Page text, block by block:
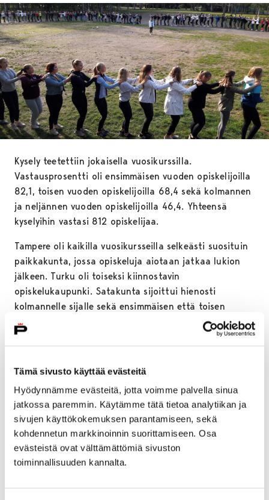
Tämä sivusto käyttää evästeitä
Hyödynnämme evästeitä, jotta voimme palvella sinua
jatkossa paremmin. Käytämme tätä tietoa analytiikan ja
sivujen käyttökokemuksen parantamiseen, sekä
kohdennetun markkinoinnin suorittamiseen. Osa
evästeistä ovat välttämättömiä sivuston
toiminnallisuuden kannalta.
Kysely teetettiin jokaisella vuosikurssilla.
Vastausprosentti oli ensimmäisen vuoden opiskelijoilla
82,1, toisen vuoden opiskelijoilla 68,4 sekä kolmannen
ja neljännen vuoden opiskelijoilla 46,4. Yhteensä
kyselyihin vastasi 812 opiskelijaa.
Tampere oli kaikilla vuosikursseilla selkeästi suosituin
paikkakunta, jossa opiskeluja aiotaan jatkaa lukion
jälkeen. Turku oli toiseksi kiinnostavin
opiskelukaupunki. Satakunta sijoittui hienosti
kolmannelle sijalle sekä ensimmäisen että toisen
vuoden opiskelijoiden kyselyissä Helsingin jäädessä
neljännelle sijalle. Abiturienttien kyselyssä Satakunta
Kyselyssä tiedusteltiin myös, onko opiskelijoilla jo
lukion jälkeisiä opiskelusuunnitelmia. Tulokset olivat
seuraavat.
Ensimmäisen vuoden opiskelijoista 12 prosenttia
tietää jo, mihin haluaa opiskelemaan. 55 prosentilla
on jo joitain suunnitelmia. 33 prosenttia ei osaa
Toisen vuoden opiskelijoista 17 prosenttia tietää jo,